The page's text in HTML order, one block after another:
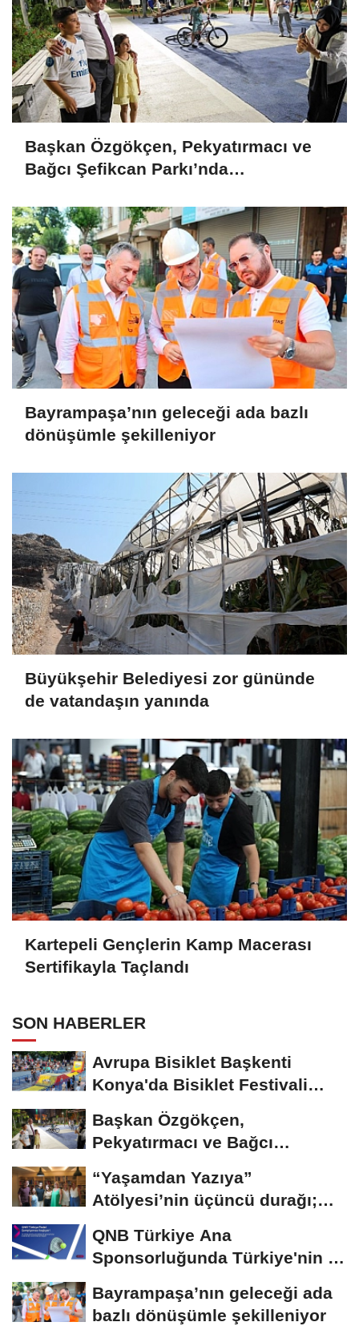
Başkan Özgökçen, Pekyatırmacı ve
Bağcı Şefikcan Parkı’nda
Bayrampaşa’nın geleceği ada bazlı
dönüşümle şekilleniyor
Büyükşehir Belediyesi zor gününde
de vatandaşın yanında
Kartepeli Gençlerin Kamp Macerası
Sertifikayla Taçlandı
SON HABERLER
Avrupa Bisiklet Başkenti
Konya'da Bisiklet Festivali
Heyecanı Başladı
Başkan Özgökçen,
Pekyatırmacı ve Bağcı
“Yaşamdan Yazıya”
Atölyesi’nin üçüncü durağı;
QNB Türkiye Ana
Sponsorluğunda Türkiye'nin İlk
Bayrampaşa’nın geleceği ada
bazlı dönüşümle şekilleniyor